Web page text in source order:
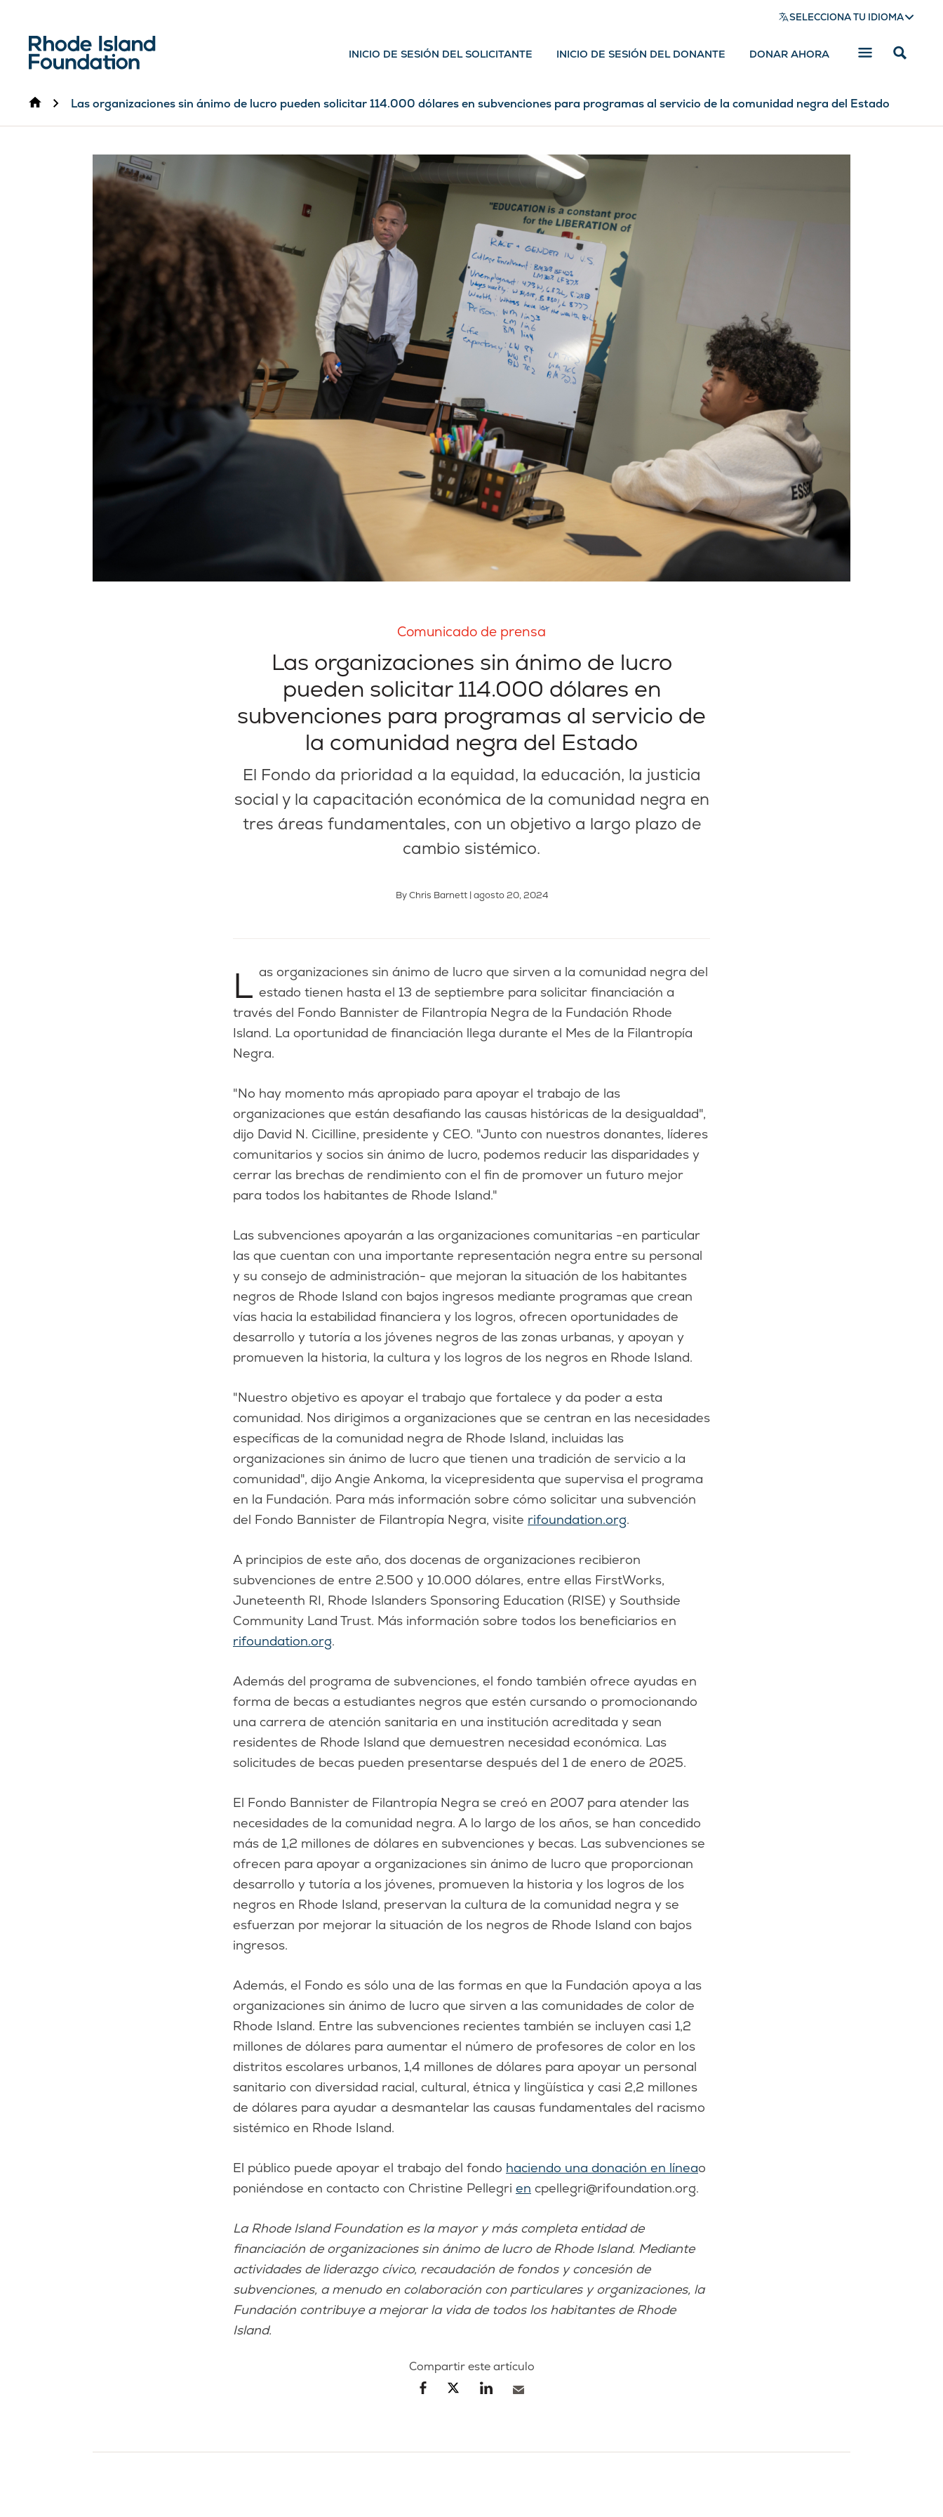
SELECCIONA TU IDIOMA
INICIO DE SESIÓN DEL SOLICITANTE INICIO DE SESIÓN DEL DONANTE DONAR AHORA
Mostrar
InicioLas organizaciones sin ánimo de lucro pueden solicitar 114.000 dólares en subvenciones para programas al servicio de la comunidad negra del Estado
Comunicado de prensa
Las organizaciones sin ánimo de lucro
pueden solicitar 114.000 dólares en
subvenciones para programas al servicio de
la comunidad negra del Estado
El Fondo da prioridad a la equidad, la educación, la justicia
social y la capacitación económica de la comunidad negra en
tres áreas fundamentales, con un objetivo a largo plazo de
cambio sistémico.
By Chris Barnett | agosto 20, 2024
Las organizaciones sin ánimo de lucro que sirven a la comunidad negra del estado tienen hasta el 13 de septiembre para solicitar financiación a
través del Fondo Bannister de Filantropía Negra de la Fundación Rhode
Island. La oportunidad de financiación llega durante el Mes de la Filantropía
Negra.
"No hay momento más apropiado para apoyar el trabajo de las
organizaciones que están desafiando las causas históricas de la desigualdad",
dijo David N. Cicilline, presidente y CEO. "Junto con nuestros donantes, líderes
comunitarios y socios sin ánimo de lucro, podemos reducir las disparidades y
cerrar las brechas de rendimiento con el fin de promover un futuro mejor
para todos los habitantes de Rhode Island."
Las subvenciones apoyarán a las organizaciones comunitarias -en particular
las que cuentan con una importante representación negra entre su personal
y su consejo de administración- que mejoran la situación de los habitantes
negros de Rhode Island con bajos ingresos mediante programas que crean
vías hacia la estabilidad financiera y los logros, ofrecen oportunidades de
desarrollo y tutoría a los jóvenes negros de las zonas urbanas, y apoyan y
promueven la historia, la cultura y los logros de los negros en Rhode Island.
"Nuestro objetivo es apoyar el trabajo que fortalece y da poder a esta
comunidad. Nos dirigimos a organizaciones que se centran en las necesidades
específicas de la comunidad negra de Rhode Island, incluidas las
organizaciones sin ánimo de lucro que tienen una tradición de servicio a la
comunidad", dijo Angie Ankoma, la vicepresidenta que supervisa el programa
en la Fundación. Para más información sobre cómo solicitar una subvención
del Fondo Bannister de Filantropía Negra, visite rifoundation.org.
A principios de este año, dos docenas de organizaciones recibieron
subvenciones de entre 2.500 y 10.000 dólares, entre ellas FirstWorks,
Juneteenth RI, Rhode Islanders Sponsoring Education (RISE) y Southside
Community Land Trust. Más información sobre todos los beneficiarios en
rifoundation.org.
Además del programa de subvenciones, el fondo también ofrece ayudas en
forma de becas a estudiantes negros que estén cursando o promocionando
una carrera de atención sanitaria en una institución acreditada y sean
residentes de Rhode Island que demuestren necesidad económica. Las
solicitudes de becas pueden presentarse después del 1 de enero de 2025.
El Fondo Bannister de Filantropía Negra se creó en 2007 para atender las
necesidades de la comunidad negra. A lo largo de los años, se han concedido
más de 1,2 millones de dólares en subvenciones y becas. Las subvenciones se
ofrecen para apoyar a organizaciones sin ánimo de lucro que proporcionan
desarrollo y tutoría a los jóvenes, promueven la historia y los logros de los
negros en Rhode Island, preservan la cultura de la comunidad negra y se
esfuerzan por mejorar la situación de los negros de Rhode Island con bajos
ingresos.
Además, el Fondo es sólo una de las formas en que la Fundación apoya a las
organizaciones sin ánimo de lucro que sirven a las comunidades de color de
Rhode Island. Entre las subvenciones recientes también se incluyen casi 1,2
millones de dólares para aumentar el número de profesores de color en los
distritos escolares urbanos, 1,4 millones de dólares para apoyar un personal
sanitario con diversidad racial, cultural, étnica y lingüística y casi 2,2 millones
de dólares para ayudar a desmantelar las causas fundamentales del racismo
sistémico en Rhode Island.
El público puede apoyar el trabajo del fondo haciendo una donación en líneao
poniéndose en contacto con Christine Pellegri en cpellegri@rifoundation.org.
La Rhode Island Foundation es la mayor y más completa entidad de
financiación de organizaciones sin ánimo de lucro de Rhode Island. Mediante
actividades de liderazgo cívico, recaudación de fondos y concesión de
subvenciones, a menudo en colaboración con particulares y organizaciones, la
Fundación contribuye a mejorar la vida de todos los habitantes de Rhode
Island.
Compartir este artículo